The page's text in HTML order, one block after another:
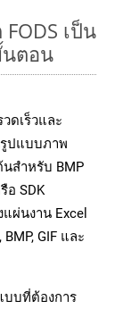
เป็น
ตอน
ดเร็วและ
รูปแบบภาพ
สำหรับ BMP
อ SDK
ผ่นงาน Excel
GIF และ
บที่ต้องการ